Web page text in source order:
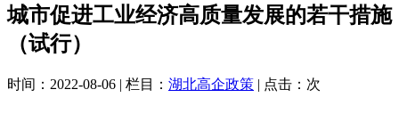
城市促进工业经济高质量发展的若干措施
（试行）
时间：2022-08-06 | 栏目： 湖北高企政策 | 点击： 次